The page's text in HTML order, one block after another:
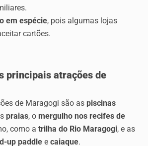
em espécie, pois algumas lojas
cartões.
principais atrações de
de Maragogi são as piscinas
praias, o mergulho nos recifes de
como a trilha do Rio Maragogi, e as
up paddle e caiaque.